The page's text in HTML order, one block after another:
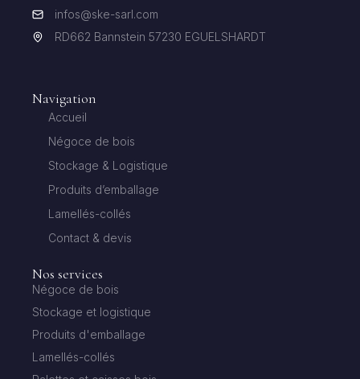
infos@ske-sarl.com
RD662 Bannstein 57230 EGUELSHARDT
Navigation
Accueil
Négoce de bois
Stockage & Logistique
Produits d’emballage
Lamellés-collés
Contact & devis
Nos services
Négoce de bois
Stockage et logistique
Produits d'emballage
Lamellés-collés